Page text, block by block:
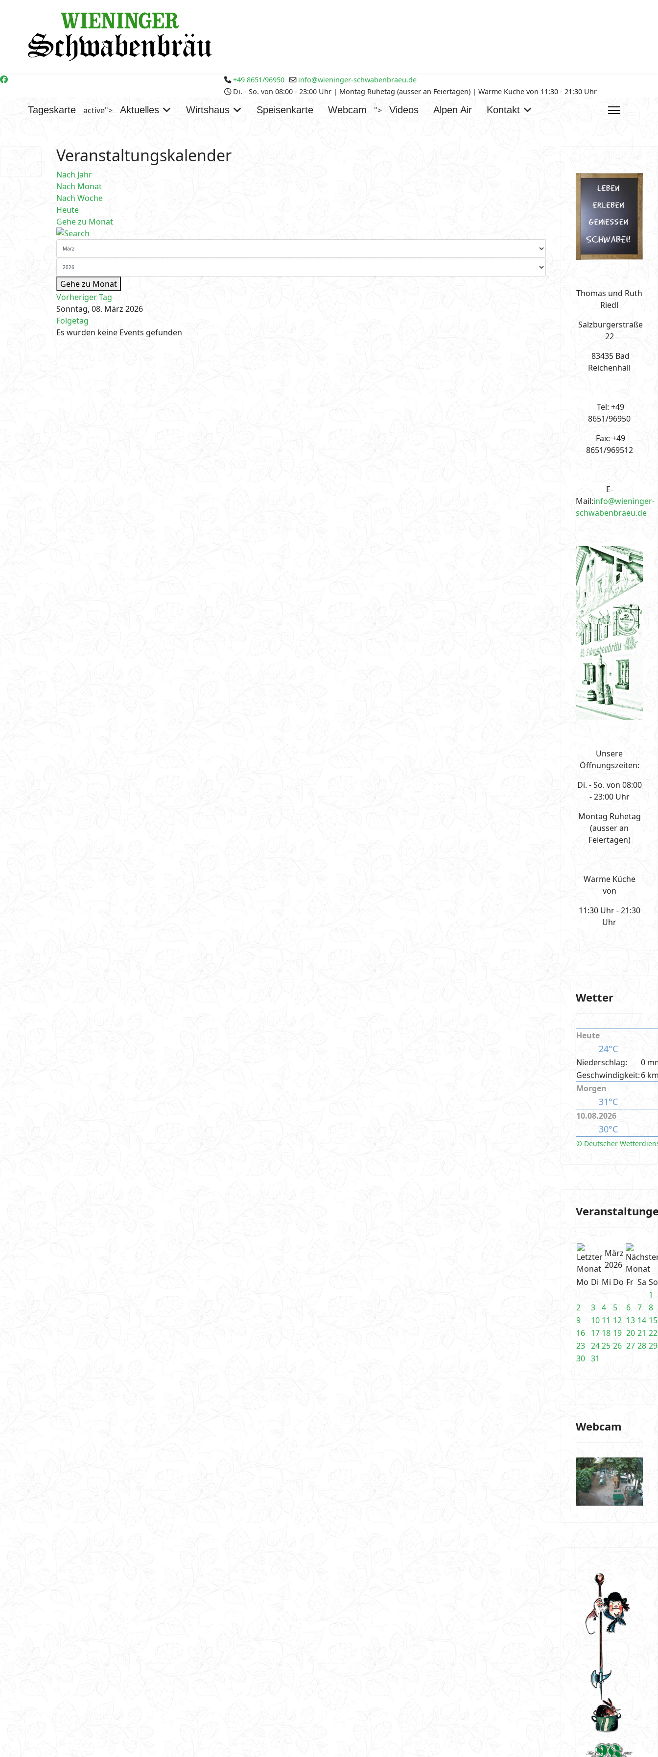
Tageskarte active"> Aktuelles Wirtshaus Speisenkarte Webcam "> Videos Alpen Air Kontakt
+49 8651/96950
info@wieninger-schwabenbraeu.de
Di. - So. von 08:00 - 23:00 Uhr | Montag Ruhetag (ausser an Feiertagen) | Warme Küche von 11:30 - 21:30 Uhr
Veranstaltungskalender
Nach Jahr
Nach Monat
Nach Woche
Heute
Gehe zu Monat
Gehe zu Monat
Vorheriger Tag
Sonntag, 08. März 2026
Folgetag
Es wurden keine Events gefunden
Thomas und Ruth
Riedl
Salzburgerstraße
22
83435 Bad
Reichenhall
Tel: +49
8651/96950
Fax: +49
8651/969512
E-
Mail:info@wieninger-
schwabenbraeu.de
Unsere
Öffnungszeiten:
Di. - So. von 08:00
- 23:00 Uhr
Montag Ruhetag
(ausser an
Feiertagen)
Warme Küche
von
11:30 Uhr - 21:30
Uhr
Wetter
Heute
24°C
Niederschlag:
0
Geschwindigkeit:6
Morgen
31°C
10.08.2026
30°C
© Deutscher
März
2026
Mo Di Mi Do Fr Sa So
1
2
3 4 5 6 7
8
9
10 11 12 13 14 15
16 17 18 19 20 21 22
23 2425 26 27 28 29
30 31
Webcam